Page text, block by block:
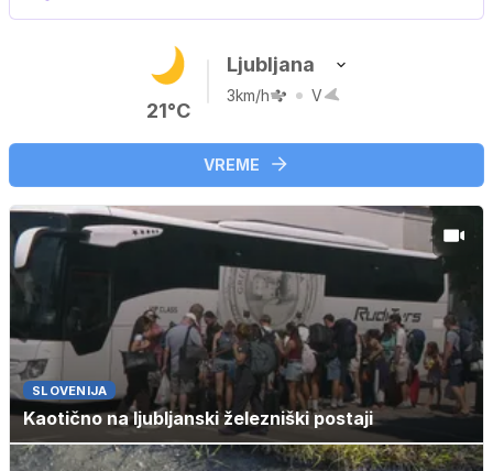
21°C
Ljubljana
3km/h V
VREME
SLOVENIJA
Kaotično na ljubljanski železniški postaji